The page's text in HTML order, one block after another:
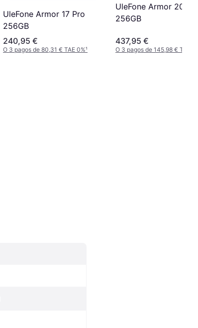
UleFone Armor 17 Pro
256GB
240,95 €
O 3 pagos de 80,31 € TAE 0%¹
UleFone Armor 20WT
256GB
437,95 €
O 3 pagos de 145,98 € TAE